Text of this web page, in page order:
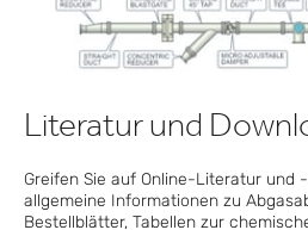
Literatur und
Greifen Sie auf Online-Literatur und
allgemeine Informationen zu
Bestellblätter, Tabellen zur